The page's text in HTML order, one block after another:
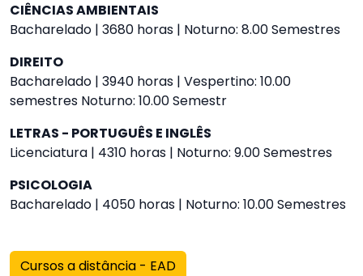
CIÊNCIAS AMBIENTAIS
Bacharelado | 3680 horas | Noturno: 8.00 Semestres
DIREITO
Bacharelado | 3940 horas | Vespertino: 10.00
semestres Noturno: 10.00 Semestr
LETRAS - PORTUGUÊS E INGLÊS
Licenciatura | 4310 horas | Noturno: 9.00 Semestres
PSICOLOGIA
Bacharelado | 4050 horas | Noturno: 10.00 Semestres
Cursos a distância - EAD